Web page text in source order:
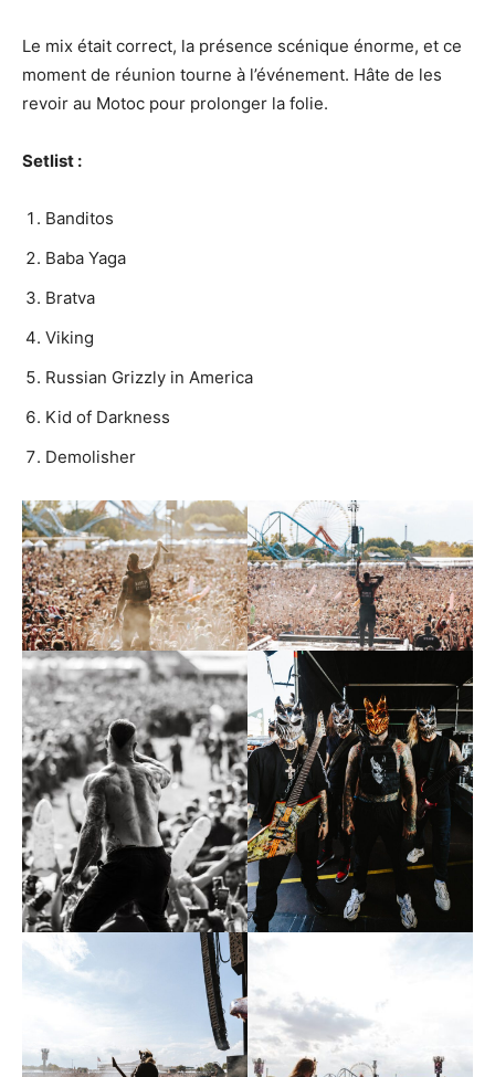
Le mix était correct, la présence scénique énorme, et ce
moment de réunion tourne à l’événement. Hâte de les
revoir au Motoc pour prolonger la folie.
Setlist :
Banditos
Baba Yaga
Bratva
Viking
Russian Grizzly in America
Kid of Darkness
Demolisher